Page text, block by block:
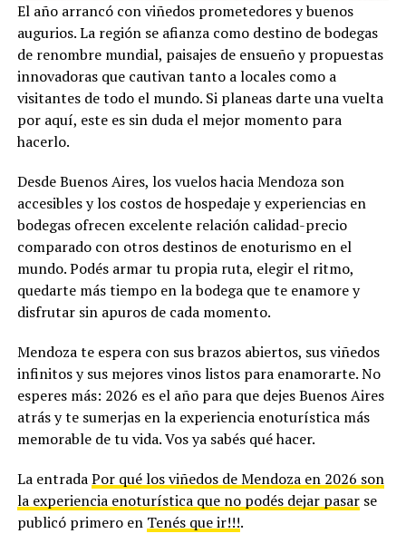
El año arrancó con viñedos prometedores y buenos
augurios. La región se afianza como destino de bodegas
de renombre mundial, paisajes de ensueño y propuestas
innovadoras que cautivan tanto a locales como a
visitantes de todo el mundo. Si planeas darte una vuelta
por aquí, este es sin duda el mejor momento para
hacerlo.
Desde Buenos Aires, los vuelos hacia Mendoza son
accesibles y los costos de hospedaje y experiencias en
bodegas ofrecen excelente relación calidad-precio
comparado con otros destinos de enoturismo en el
mundo. Podés armar tu propia ruta, elegir el ritmo,
quedarte más tiempo en la bodega que te enamore y
disfrutar sin apuros de cada momento.
Mendoza te espera con sus brazos abiertos, sus viñedos
infinitos y sus mejores vinos listos para enamorarte. No
esperes más: 2026 es el año para que dejes Buenos Aires
atrás y te sumerjas en la experiencia enoturística más
memorable de tu vida. Vos ya sabés qué hacer.
La entradaPor qué los viñedos de Mendoza en 2026 son
la experiencia enoturística que no podés dejar pasarse
publicó primero en Tenés que ir!!!.